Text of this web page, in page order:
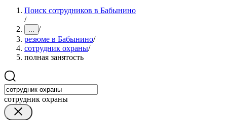
Поиск сотрудников в Бабынино
/
... /
резюме в Бабынино/
сотрудник охраны/
полная занятость
сотрудник охраны